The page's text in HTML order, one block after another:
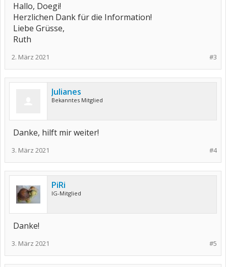
Hallo, Doegi!
Herzlichen Dank für die Information!
Liebe Grüsse,
Ruth
#3
2. März 2021
Julianes
Bekanntes Mitglied
Danke, hilft mir weiter!
#4
3. März 2021
PiRi
IG-Mitglied
Danke!
#5
3. März 2021